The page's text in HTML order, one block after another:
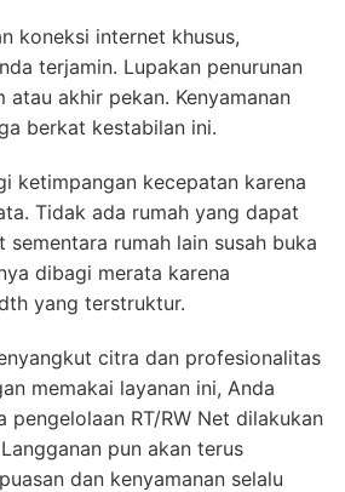
koneksi internet khusus,
terjamin. Lupakan penurunan
atau akhir pekan. Kenyamanan
berkat kestabilan ini.
ketimpangan kecepatan karena
Tidak ada rumah yang dapat
sementara rumah lain susah buka
dibagi merata karena
yang terstruktur.
citra dan profesionalitas
memakai layanan ini, Anda
pengelolaan RT/RW Net dilakukan
pun akan terus
dan kenyamanan selalu